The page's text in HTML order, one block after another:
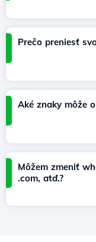
Prečo preniesť
Aké znaky môže
Môžem zmeniť
.com, atď.?